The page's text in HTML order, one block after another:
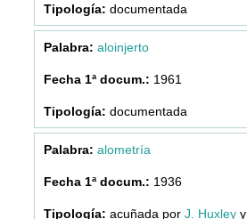
documentada
aloinjerto
1961
documentada
alometría
1936
acuñada por J. Huxleyy